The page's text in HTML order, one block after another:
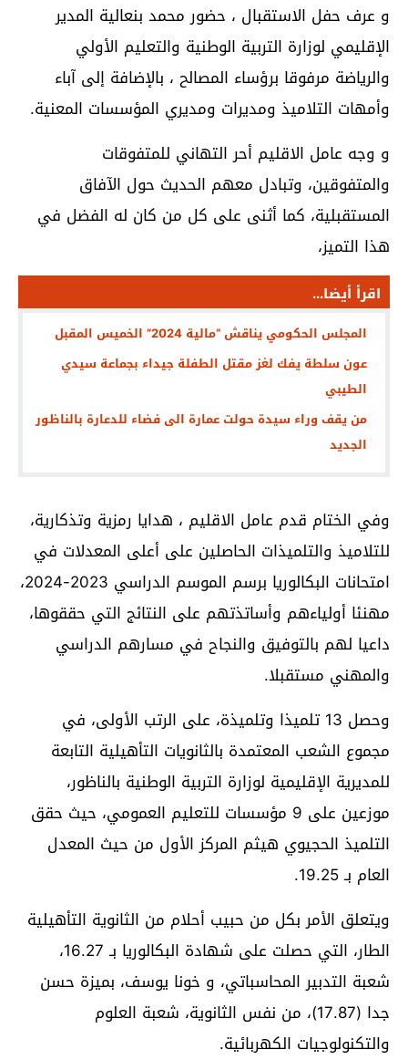
و عرف حفل الاستقبال ، حضور محمد بنعالية المدير
الإقليمي لوزارة التربية الوطنية والتعليم الأولي
والرياضة مرفوقا برؤساء المصالح ، بالإضافة إلى آباء
وأمهات التلاميذ ومديرات ومديري المؤسسات المعنية.
و وجه عامل الاقليم أحر التهاني للمتفوقات
والمتفوقين، وتبادل معهم الحديث حول الآفاق
المستقبلية، كما أثنى على كل من كان له الفضل في
هذا التميز،
اقرأ أيضا...
المجلس الحكومي يناقش “مالية 2024” الخميس المقبل
عون سلطة يفك لغز مقتل الطفلة جيداء بجماعة سيدي
الطيبي
من يقف وراء سيدة حولت عمارة الى فضاء للدعارة بالناظور
الجديد
وفي الختام قدم عامل الاقليم ، هدايا رمزية وتذكارية،
للتلاميذ والتلميذات الحاصلين على أعلى المعدلات في
امتحانات البكالوريا برسم الموسم الدراسي 2023-2024،
مهنئا أولياءهم وأساتذتهم على النتائج التي حققوها،
داعيا لهم بالتوفيق والنجاح في مسارهم الدراسي
والمهني مستقبلا.
وحصل 13 تلميذا وتلميذة، على الرتب الأولى، في
مجموع الشعب المعتمدة بالثانويات التأهيلية التابعة
للمديرية الإقليمية لوزارة التربية الوطنية بالناظور،
موزعين على 9 مؤسسات للتعليم العمومي، حيث حقق
التلميذ الحجيوي هيثم المركز الأول من حيث المعدل
العام بـ 19.25.
ويتعلق الأمر بكل من حبيب أحلام من الثانوية التأهيلية
الطار، التي حصلت على شهادة البكالوريا بـ 16.27،
شعبة التدبير المحاسباتي، و خونا يوسف، بميزة حسن
جدا (17.87)، من نفس الثانوية، شعبة العلوم
والتكنولوجيات الكهربائية.